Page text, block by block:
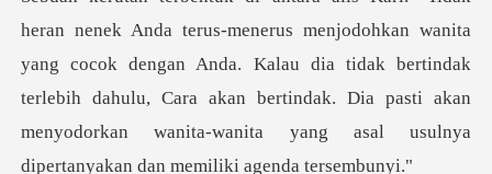
ita
yang cocok dengan Anda. Kalau dia tidak bertindak
terlebih dahulu, Cara akan bertindak. Dia pas